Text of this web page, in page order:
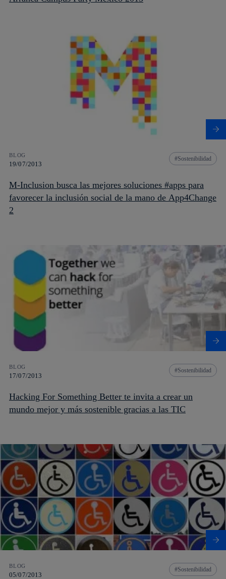
BLOG
19/07/2013
Sostenibilidad
M-Inclusion busca las mejores soluciones #apps para
favorecer la inclusión social de la mano de App4Change
2
BLOG
17/07/2013
Sostenibilidad
Hacking For Something Better te invita a crear un
mundo mejor y más sostenible gracias a las TIC
BLOG
05/07/2013
Sostenibilidad